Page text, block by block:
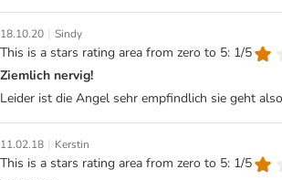
18.10.20 | Sindy
This is a stars rating area from zero to 5: 1/5
Ziemlich nervig!
Leider ist die Angel sehr empfindlich sie geht
11.02.18 | Kerstin
This is a stars rating area from zero to 5: 1/5